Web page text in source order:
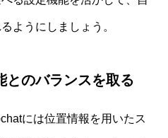
ようにしましょう。
とのバランスを取る
には位置情報を用いたス